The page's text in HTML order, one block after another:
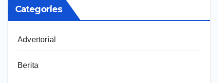
Categories
Advertorial
Berita